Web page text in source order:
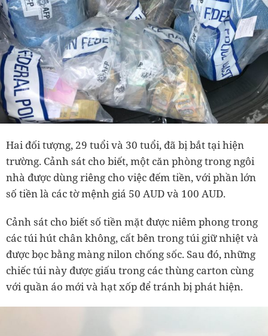
Hai đối tượng, 29 tuổi và 30 tuổi, đã bị bắt tại hiện
trường. Cảnh sát cho biết, một căn phòng trong ngôi
nhà được dùng riêng cho việc đếm tiền, với phần lớn
số tiền là các tờ mệnh giá 50 AUD và 100 AUD.
Cảnh sát cho biết số tiền mặt được niêm phong trong
các túi hút chân không, cất bên trong túi giữ nhiệt và
được bọc bằng màng nilon chống sốc. Sau đó, những
chiếc túi này được giấu trong các thùng carton cùng
với quần áo mới và hạt xốp để tránh bị phát hiện.